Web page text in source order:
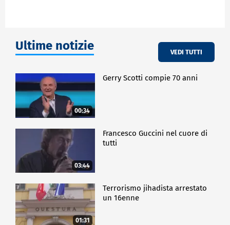
Ultime notizie VEDI TUTTI
00:34
Gerry Scotti compie 70 anni
03:44
Francesco Guccini nel cuore di
tutti
01:31
Terrorismo jihadista arrestato
un 16enne